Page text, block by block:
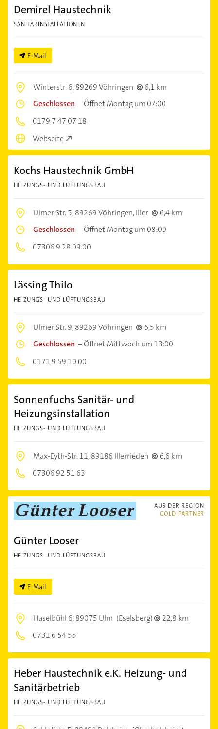
Demirel Haustechnik
SANITÄRINSTALLATIONEN
E-Mail
Winterstr. 6,89269 Vöhringen
6,1 km
Geschlossen –Öffnet Montag um 07:00
0179 7 47 07 18
Webseite
Kochs Haustechnik GmbH
HEIZUNGS- UND LÜFTUNGSBAU
Ulmer Str. 5,89269 Vöhringen, Iller
6,4 km
Geschlossen –Öffnet Montag um 08:00
07306 9 28 09 00
Lässing Thilo
HEIZUNGS- UND LÜFTUNGSBAU
Ulmer Str. 9,89269 Vöhringen
6,5 km
Geschlossen –Öffnet Mittwoch um 13:00
0171 9 59 10 00
Sonnenfuchs Sanitär- und
Heizungsinstallation
HEIZUNGS- UND LÜFTUNGSBAU
Max-Eyth-Str. 11,89186 Illerrieden
6,6 km
07306 92 51 63
AUS DER REGION
GOLD PARTNER
Günter Looser
HEIZUNGS- UND LÜFTUNGSBAU
E-Mail
Haselbühl 6,89075 Ulm (Eselsberg)
22,8 km
0731 6 54 55
Heber Haustechnik e.K. Heizung- und
Sanitärbetrieb
HEIZUNGS- UND LÜFTUNGSBAU